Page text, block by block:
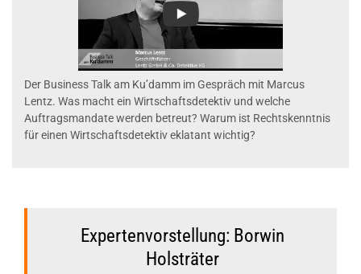
Der Business Talk am Ku’damm im Gespräch mit Marcus
Lentz. Was macht ein Wirtschaftsdetektiv und welche
Auftragsmandate werden betreut? Warum ist Rechtskenntnis
für einen Wirtschaftsdetektiv eklatant wichtig?
Expertenvorstellung: Borwin
Holsträter